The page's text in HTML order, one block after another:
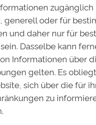
gestresst
Studenten
im zukünftigen
schon während des
gestresst“, sagt Anja
der
der Studentinnen
oder ständigen
zugänglich
generell oder für
und daher nur für
Dasselbe kann
Informationen über
gelten. Es
sich über die für
zu